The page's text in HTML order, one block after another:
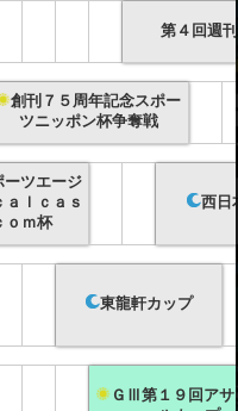
第４回週
創刊７５周年記念スポー
ツニッポン杯争奪戦
ーツエージ
ａｌｃａｓ
ｏｍ杯
西日
東龍軒カップ
ＧⅢ第１９回アサ